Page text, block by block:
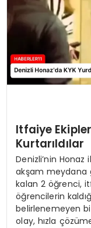
Itfaiye
Kurtarıldılar
Denizli’nin
akşam meydana
kalan 2 öğrenci,
öğrencilerin
belirlenemeyen
olay, hızla